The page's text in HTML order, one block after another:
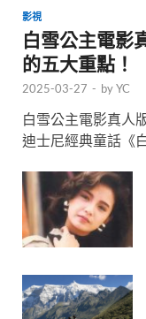
影視
白雪公主電影
的五大重點！
2025-03-27 - byYC
白雪公主電影真人
迪士尼經典童話《